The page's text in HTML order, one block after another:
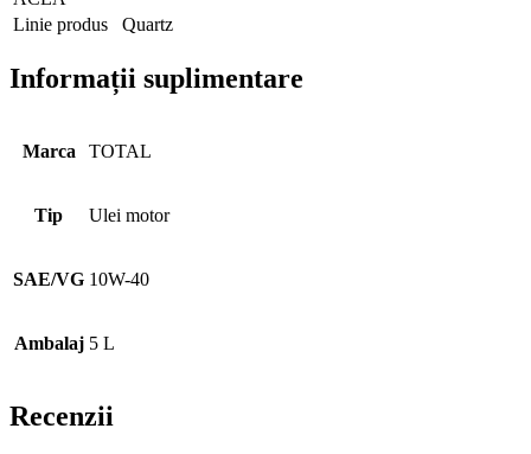
Linie produs
Quartz
Informații suplimentare
Marca TOTAL
Tip Ulei motor
SAE/VG 10W-40
Ambalaj 5 L
Recenzii